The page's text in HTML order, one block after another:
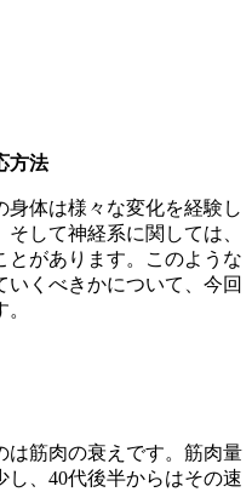
方法
体は様々な変化を経験し
して神経系に関しては、
とがあります。このような
くべきかについて、今回
は筋肉の衰えです。筋肉量
し、40代後半からはその速